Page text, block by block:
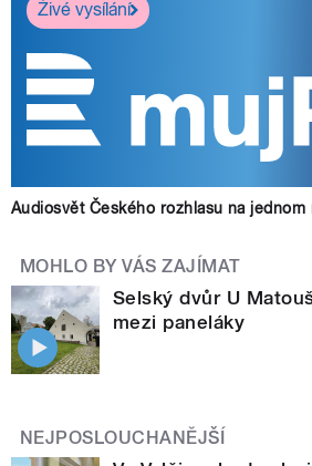
Živé vysílání
Audiosvět Českého rozhlasu na jednom
MOHLO BY VÁS ZAJÍMAT
Selský dvůr U
mezi paneláky
NEJPOSLOUCHANĚJŠÍ